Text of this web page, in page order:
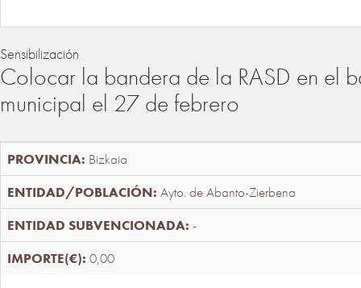
Sensibilización
Colocar la bandera de la RASD en el
municipal el 27 de febrero
Bizkaia
Ayto. de Abanto-Zierbena
-
0,00